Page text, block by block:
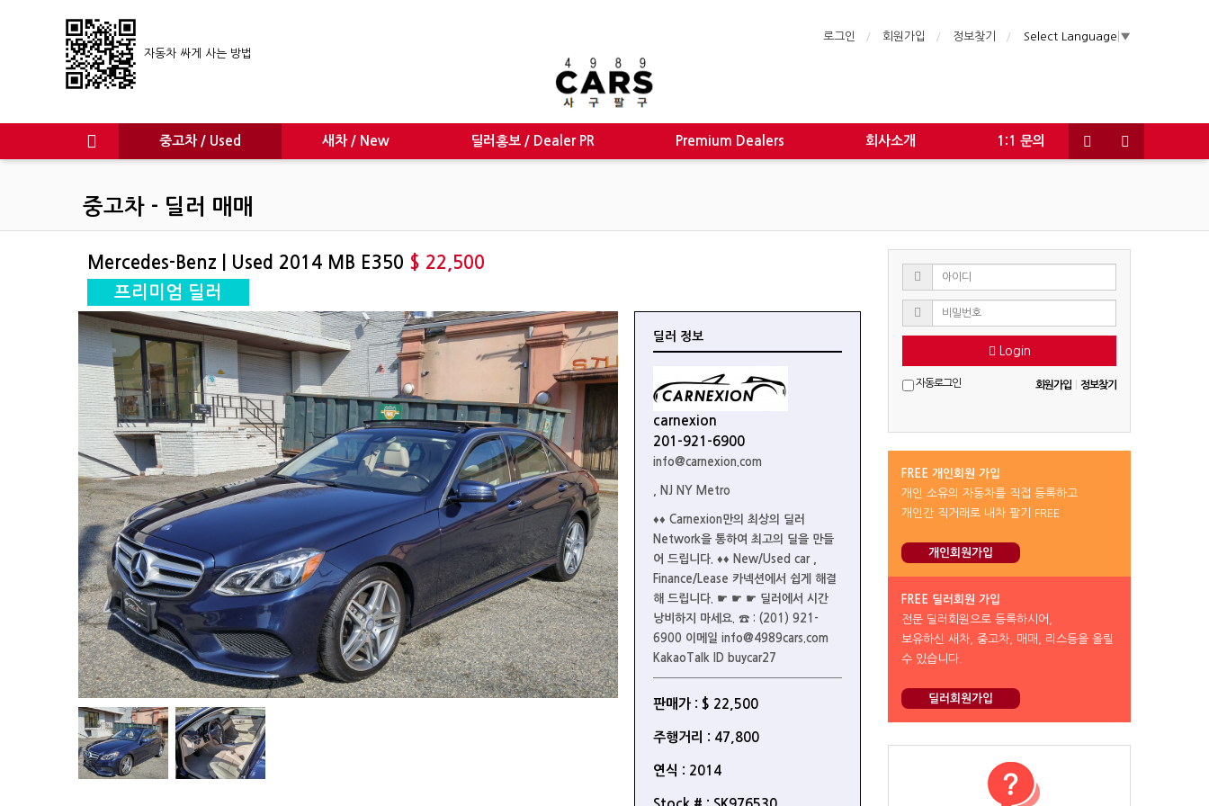
자동차 싸게 사는 방법
로그인 회원가입 정보찾기 Select Language ▼
중고차 / Used 새차 / New 딜러홍보 / Dealer PR Premium Dealers 회사소개 1:1 문의
중고차 - 딜러 매매
Mercedes-Benz | Used 2014 MB E350 $ 22,500
프리미엄 딜러
딜러 정보
carnexion
201-921-6900
info@carnexion.com
, NJ NY Metro
♦♦ Carnexion만의 최상의 딜러
Network을 통하여 최고의 딜을 만들
어 드립니다. ♦♦ New/Used car ,
Finance/Lease 카넥션에서 쉽게 해결
해 드립니다. ☛ ☛ ☛ 딜러에서 시간
낭비하지 마세요. ☎ : (201) 921-
6900 이메일 info@4989cars.com
KakaoTalk ID buycar27
판매가 : $ 22,500
주행거리 : 47,800
연식 : 2014
Login
자동로그인 회원가입 정보찾기
FREE 개인회원 가입
개인 소유의 자동차를 직접 등록하고
개인간 직거래로 내차 팔기 FREE
개인회원가입
FREE 딜러회원 가입
전문 딜러회원으로 등록하시어,
보유하신 새차, 중고차, 매매, 리스등을 올릴
수 있습니다.
딜러회원가입